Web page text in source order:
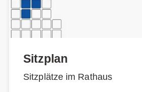
Sitzplan
Sitzplätze im Rathaus